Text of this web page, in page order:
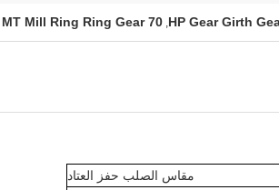
,
70 MT MT Mill Ring Ring Gear
مقاس الصلب حفز العتاد